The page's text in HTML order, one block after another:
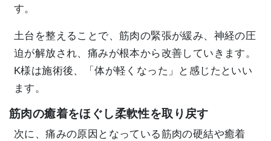
す。
土台を整えることで、筋肉の緊張が緩み、神経の圧
迫が解放され、痛みが根本から改善していきます。
K様は施術後、「体が軽くなった」と感じたといい
ます。
筋肉の癒着をほぐし柔軟性を取り戻す
次に、痛みの原因となっている筋肉の硬結や癒着